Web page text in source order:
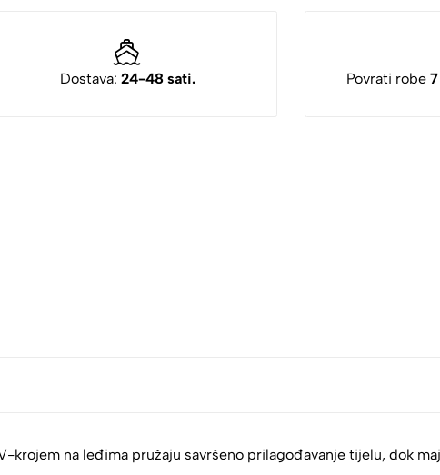
Dostava: 24-48 sati. Povrati robe
na leđima pružaju savršeno prilagođavanje tijelu, dok